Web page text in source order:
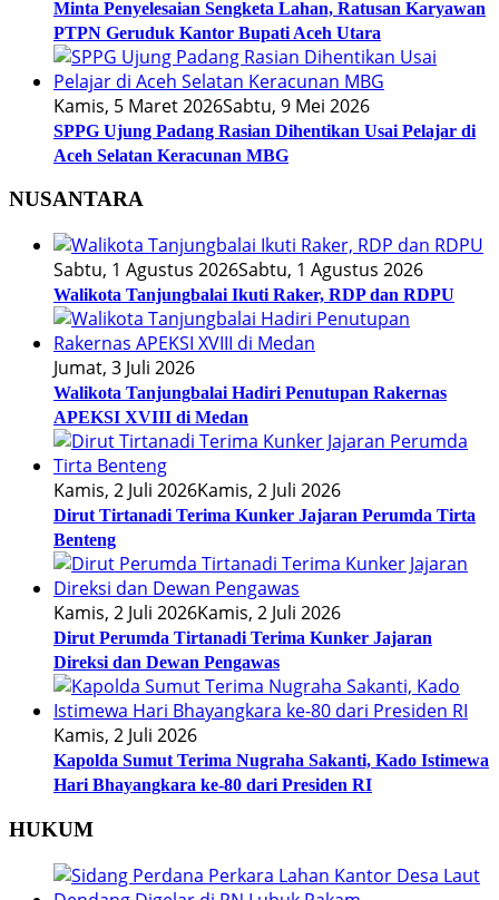
Minta Penyelesaian Sengketa Lahan, Ratusan Karyawan
PTPN Geruduk Kantor Bupati Aceh Utara
Kamis, 5 Maret 2026Sabtu, 9 Mei 2026
SPPG Ujung Padang Rasian Dihentikan Usai Pelajar di
Aceh Selatan Keracunan MBG
NUSANTARA
Sabtu, 1 Agustus 2026Sabtu, 1 Agustus 2026
Walikota Tanjungbalai Ikuti Raker, RDP dan RDPU
Jumat, 3 Juli 2026
Walikota Tanjungbalai Hadiri Penutupan Rakernas
APEKSI XVIII di Medan
Kamis, 2 Juli 2026Kamis, 2 Juli 2026
Dirut Tirtanadi Terima Kunker Jajaran Perumda Tirta
Benteng
Kamis, 2 Juli 2026Kamis, 2 Juli 2026
Dirut Perumda Tirtanadi Terima Kunker Jajaran
Direksi dan Dewan Pengawas
Kamis, 2 Juli 2026
Kapolda Sumut Terima Nugraha Sakanti, Kado Istimewa
Hari Bhayangkara ke-80 dari Presiden RI
HUKUM